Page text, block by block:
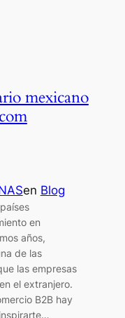
mexicano
en Blog
en
años,
de las
las empresas
el extranjero.
B2B hay